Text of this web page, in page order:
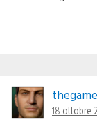
18 ottobre